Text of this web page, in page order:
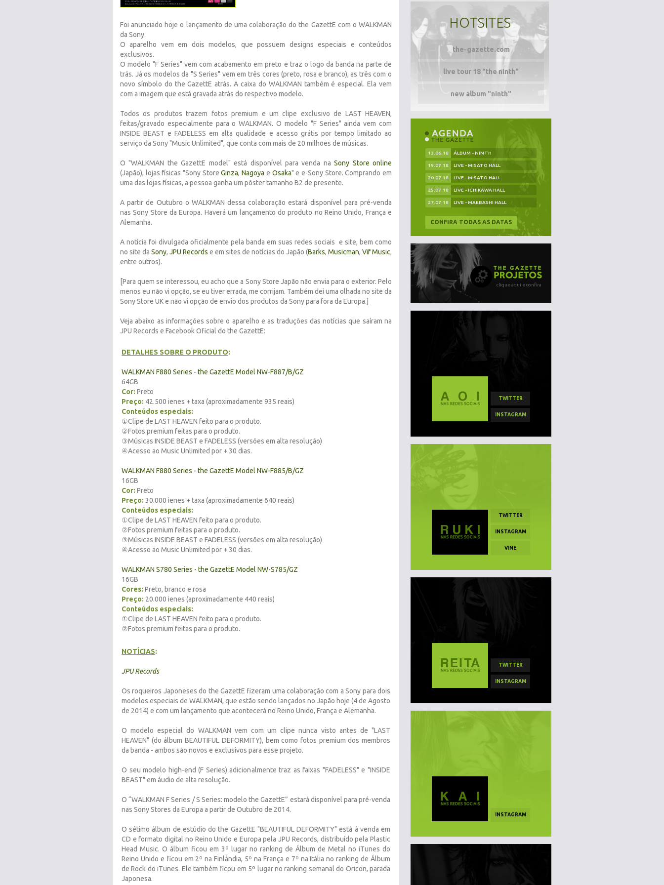
Foi anunciado hoje o lançamento de uma colaboração do the GazettE com o WALKMAN
da Sony.
O aparelho vem em dois modelos, que possuem designs especiais e conteúdos
exclusivos.
O modelo "F Series" vem com acabamento em preto e traz o logo da banda na parte de
trás. Já os modelos da "S Series" vem em três cores (preto, rosa e branco), as três com o
novo símbolo do the GazettE atrás. A caixa do WALKMAN também é especial. Ela vem
com a imagem que está gravada atrás do respectivo modelo.
Todos os produtos trazem fotos premium e um clipe exclusivo de LAST HEAVEN,
feitas/gravado especialmente para o WALKMAN. O modelo "F Series" ainda vem com
INSIDE BEAST e FADELESS em alta qualidade e acesso grátis por tempo limitado ao
serviço da Sony "Music Unlimited", que conta com mais de 20 milhões de músicas.
O "WALKMAN the GazettE model" está disponível para venda naSony Store online
(Japão), lojas físicas "Sony StoreGinza,Nagoya e Osaka" e e-Sony Store. Comprando em
uma das lojas físicas, a pessoa ganha um pôster tamanho B2 de presente.
A partir de Outubro o WALKMAN dessa colaboração estará disponível para pré-venda
nas Sony Store da Europa. Haverá um lançamento do produto no Reino Unido, França e
Alemanha.
A notícia foi divulgada oficialmente pela banda em suas redes sociais e site, bem como
no site da Sony, JPU Records e em sites de notícias do Japão (Barks, Musicman, Vif Music,
entre outros).
[Para quem se interessou, eu acho que a Sony Store Japão não envia para o exterior. Pelo
menos eu não vi opção, se eu tiver errada, me corrijam. Também dei uma olhada no site da
Sony Store UK e não vi opção de envio dos produtos da Sony para fora da Europa.]
Veja abaixo as informações sobre o aparelho e as traduções das notícias que saíram na
JPU Records e Facebook Oficial do the GazettE:
DETALHES SOBRE O PRODUTO:
WALKMAN F880 Series - the GazettE Model NW-F887/B/GZ
64GB
Cor: Preto
Preço: 42.500 ienes + taxa (aproximadamente 935 reais)
Conteúdos especiais:
①Clipe de LAST HEAVEN feito para o produto.
②Fotos premium feitas para o produto.
③Músicas INSIDE BEAST e FADELESS (versões em alta resolução)
④Acesso ao Music Unlimited por + 30 dias.
WALKMAN F880 Series - the GazettE Model NW-F885/B/GZ
16GB
Cor: Preto
Preço: 30.000 ienes + taxa (aproximadamente 640 reais)
Conteúdos especiais:
①Clipe de LAST HEAVEN feito para o produto.
②Fotos premium feitas para o produto.
③Músicas INSIDE BEAST e FADELESS (versões em alta resolução)
④Acesso ao Music Unlimited por + 30 dias.
WALKMAN S780 Series - the GazettE Model NW-S785/GZ
16GB
Cores: Preto, branco e rosa
Preço: 20.000 ienes (aproximadamente 440 reais)
Conteúdos especiais:
①Clipe de LAST HEAVEN feito para o produto.
②Fotos premium feitas para o produto.
NOTÍCIAS:
JPU Records
Os roqueiros Japoneses do the GazettE fizeram uma colaboração com a Sony para dois
modelos especiais de WALKMAN, que estão sendo lançados no Japão hoje (4 de Agosto
de 2014) e com um lançamento que acontecerá no Reino Unido, França e Alemanha.
O modelo especial do WALKMAN vem com um clipe nunca visto antes de "LAST
HEAVEN" (do álbum BEAUTIFUL DEFORMITY), bem como fotos premium dos membros
da banda - ambos são novos e exclusivos para esse projeto.
O seu modelo high-end (F Series) adicionalmente traz as faixas "FADELESS" e "INSIDE
BEAST" em áudio de alta resolução.
O “WALKMAN F Series / S Series: modelo the GazettE” estará disponível para pré-venda
nas Sony Stores da Europa a partir de Outubro de 2014.
O sétimo álbum de estúdio do the GazettE "BEAUTIFUL DEFORMITY" está à venda em
CD e formato digital no Reino Unido e Europa pela JPU Records, distribuído pela Plastic
Head Music. O álbum ficou em 3º lugar no ranking de Álbum de Metal no iTunes do
Reino Unido e ficou em 2º na Finlândia, 5º na França e 7º na Itália no ranking de Álbum
de Rock do iTunes. Ele também ficou em 5º lugar no ranking semanal do Oricon, parada
Japonesa.
HOTSITES
the-gazette.com
live tour 18 "the ninth"
new album "ninth"
13.06.18 ÁLBUM - NINTH
19.07.18 LIVE - MISATO HALL
20.07.18 LIVE - MISATO HALL
25.07.18 LIVE - ICHIKAWA HALL
27.07.18 LIVE - MAEBASHI HALL
CONFIRA TODAS AS DATAS
clique aqui e confira
TWITTER
INSTAGRAM
TWITTER
INSTAGRAM
VINE
TWITTER
INSTAGRAM
INSTAGRAM